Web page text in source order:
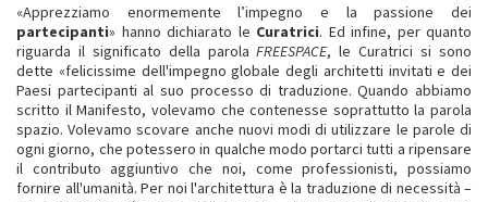
«Apprezziamo enormemente l’impegno e la passione dei
partecipanti» hanno dichiarato le Curatrici. Ed infine, per quanto
riguarda il significato della parolaFREESPACE, le Curatrici si sono
dette «felicissime dell'impegno globale degli architetti invitati e dei
Paesi partecipanti al suo processo di traduzione. Quando abbiamo
scritto il Manifesto, volevamo che contenesse soprattutto la parola
spazio. Volevamo scovare anche nuovi modi di utilizzare le parole di
ogni giorno, che potessero in qualche modo portarci tutti a ripensare
il contributo aggiuntivo che noi, come professionisti, possiamo
fornire all'umanità. Per noi l'architettura è la traduzione di necessità –